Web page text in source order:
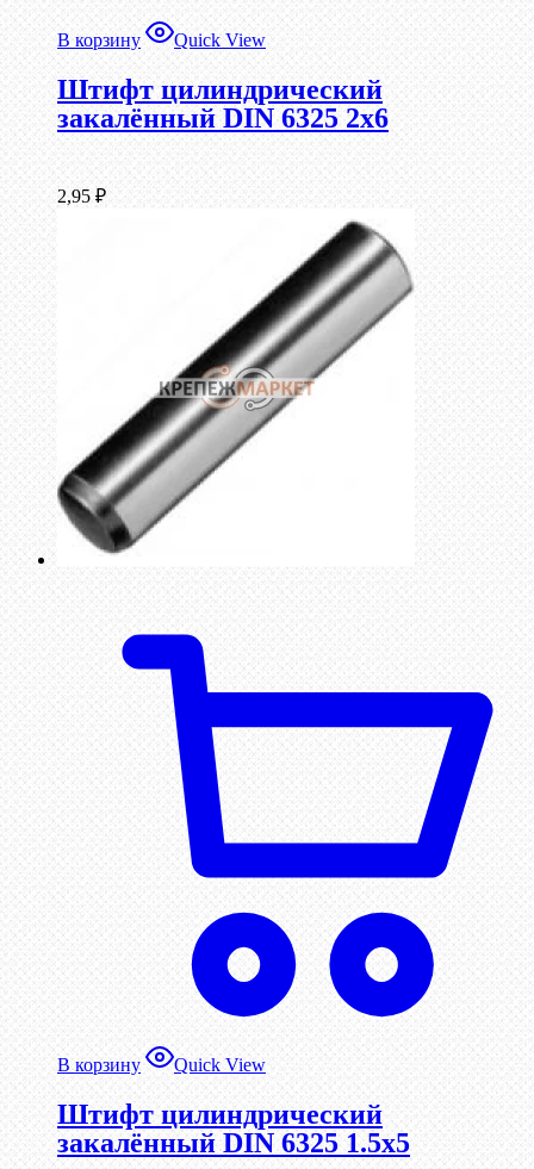
В корзину Quick View
Штифт цилиндрический
закалённый DIN 6325 2х6
2,95 ₽
В корзину Quick View
Штифт цилиндрический
закалённый DIN 6325 1.5х5